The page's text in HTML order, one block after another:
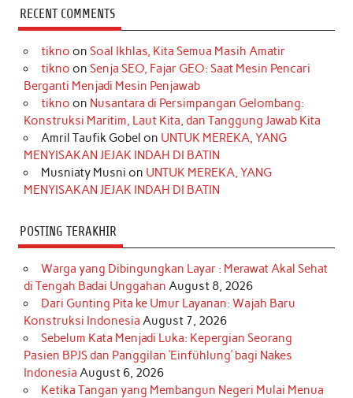
c
e
b
o
k
s
t
a
r
a
m
k
T
o
k
t
e
r
e
s
t
k
e
d
I
n
t
t
r
T
u
e
RECENT COMMENTS
tikno on Soal Ikhlas, Kita Semua Masih Amatir
tikno on Senja SEO, Fajar GEO: Saat Mesin Pencari
Berganti Menjadi Mesin Penjawab
tikno on Nusantara di Persimpangan Gelombang:
Konstruksi Maritim, Laut Kita, dan Tanggung Jawab Kita
Amril Taufik Gobel on UNTUK MEREKA, YANG
MENYISAKAN JEJAK INDAH DI BATIN
Musniaty Musni on UNTUK MEREKA, YANG
MENYISAKAN JEJAK INDAH DI BATIN
POSTING TERAKHIR
Warga yang Dibingungkan Layar : Merawat Akal Sehat
di Tengah Badai Unggahan August 8, 2026
Dari Gunting Pita ke Umur Layanan: Wajah Baru
Konstruksi Indonesia August 7, 2026
Sebelum Kata Menjadi Luka: Kepergian Seorang
Pasien BPJS dan Panggilan ‘Einfühlung’ bagi Nakes
Indonesia August 6, 2026
Ketika Tangan yang Membangun Negeri Mulai Menua